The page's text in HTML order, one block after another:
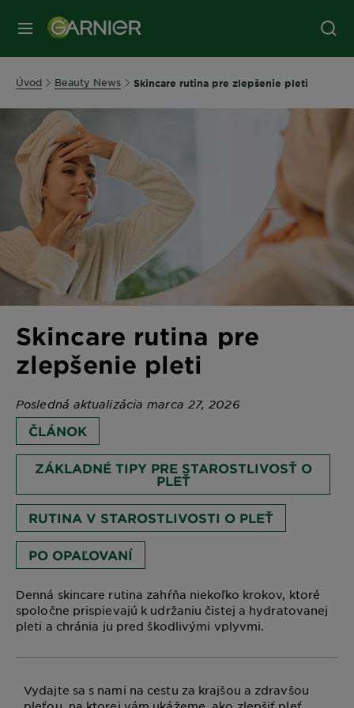
Úvod Beauty News Skincare rutina pre zlepšenie pleti
Skincare rutina pre
zlepšenie pleti
Posledná aktualizácia marca 27, 2026
ČLÁNOK
ZÁKLADNÉ TIPY PRE STAROSTLIVOSŤ O
PLEŤ
RUTINA V STAROSTLIVOSTI O PLEŤ
PO OPAĽOVANÍ
Denná skincare rutina zahŕňa niekoľko krokov, ktoré
spoločne prispievajú k udržaniu čistej a hydratovanej
pleti a chránia ju pred škodlivými vplyvmi.
Vydajte sa s nami na cestu za krajšou a zdravšou